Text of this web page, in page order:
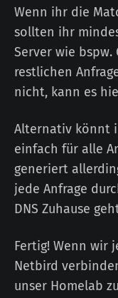
Wenn ihr die
sollten ihr
Server wie
restlichen
nicht, kann es
Alternativ könnt
einfach für alle
generiert
jede Anfrage
DNS Zuhause
Fertig! Wenn wir
Netbird
unser Homelab